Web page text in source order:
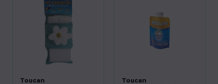
Toucan Toucan